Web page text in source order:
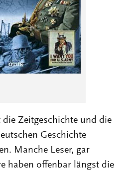
Zeitgeschichte und die
Geschichte
Manche Leser, gar
haben offenbar längst die